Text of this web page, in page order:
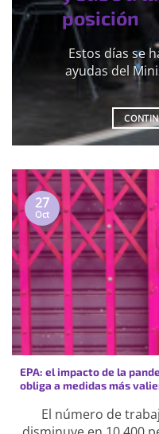
posición
Estos días se
ayudas del
EPA: el impacto de la
obliga a medidas más
El número de
27
Oct